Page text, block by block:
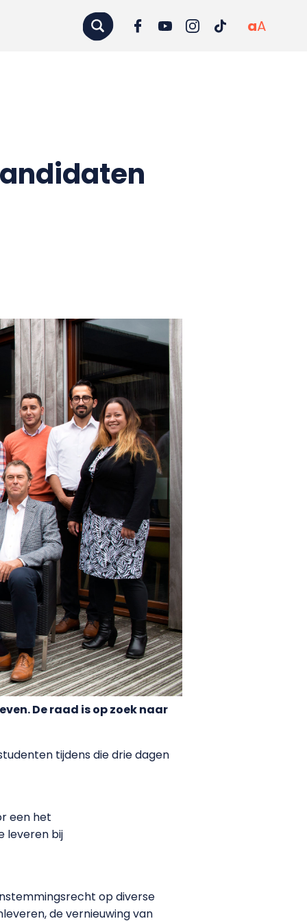
aA
De raad is op zoek naar
tijdens die drie dagen
een het
leveren bij
op diverse
de vernieuwing van